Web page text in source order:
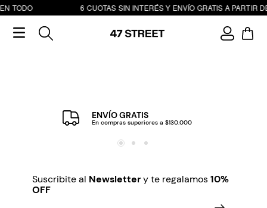
TODO 6 CUOTAS SIN INTERÉS Y ENVÍO GRATIS A PARTIR
ENVÍO GRATIS
En compras superiores a $130.000
Suscribite al Newslettery te regalamos10%
OFF